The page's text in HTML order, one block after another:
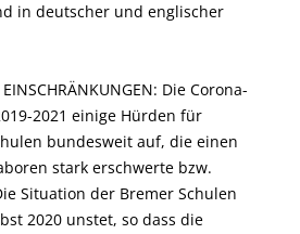
in deutscher und englischer
Die Corona-
2021 einige Hürden für
bundesweit auf, die einen
stark erschwerte bzw.
Situation der Bremer Schulen
2020 unstet, so dass die